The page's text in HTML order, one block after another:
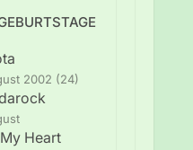
2002 (24)
Heart